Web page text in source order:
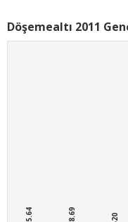
Döşemealtı 2011